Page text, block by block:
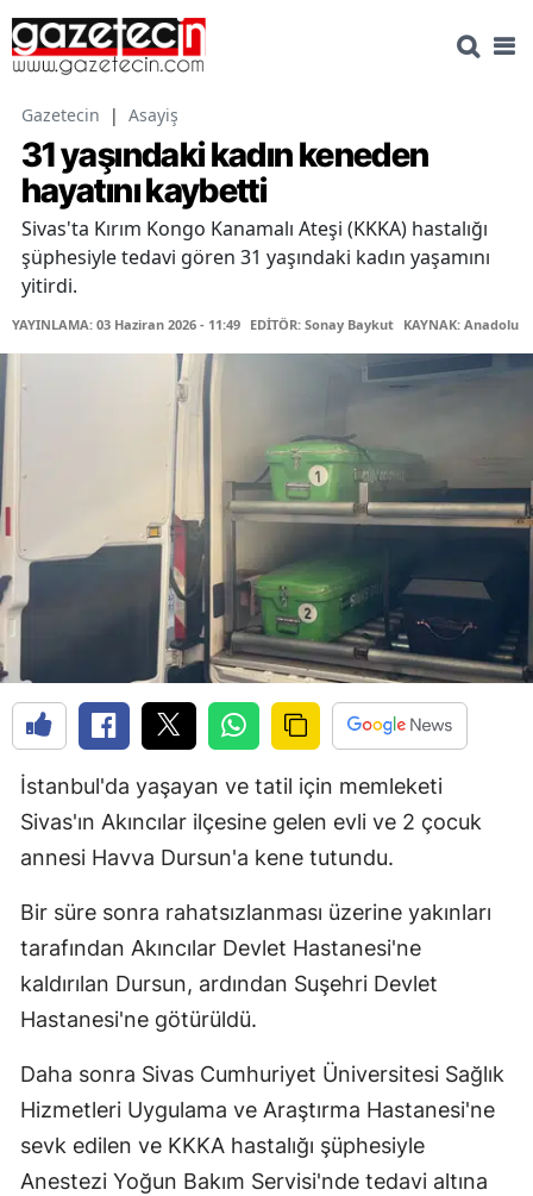
Gazetecin | Asayiş
31 yaşındaki kadın keneden
hayatını kaybetti
Sivas'ta Kırım Kongo Kanamalı Ateşi (KKKA) hastalığı
şüphesiyle tedavi gören 31 yaşındaki kadın yaşamını
yitirdi.
YAYINLAMA: 03 Haziran 2026 - 11:49 EDİTÖR: Sonay Baykut KAYNAK: Anadolu
İstanbul'da yaşayan ve tatil için memleketi
Sivas'ın Akıncılar ilçesine gelen evli ve 2 çocuk
annesi Havva Dursun'a kene tutundu.
Bir süre sonra rahatsızlanması üzerine yakınları
tarafından Akıncılar Devlet Hastanesi'ne
kaldırılan Dursun, ardından Suşehri Devlet
Hastanesi'ne götürüldü.
Daha sonra Sivas Cumhuriyet Üniversitesi Sağlık
Hizmetleri Uygulama ve Araştırma Hastanesi'ne
sevk edilen ve KKKA hastalığı şüphesiyle
Anestezi Yoğun Bakım Servisi'nde tedavi altına